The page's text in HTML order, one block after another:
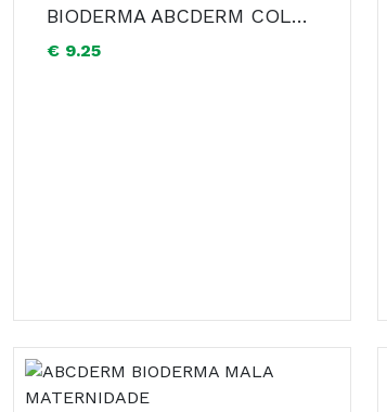
BIODERMA ABCDERM COLD-CREAM ROSTO 40ml
€ 9.25